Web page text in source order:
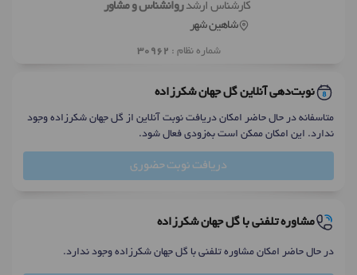
کارشناس ارشدروانشناس و مشاور
شاهین شهر
شماره نظام : 30962
نوبت‌دهی آنلاین گل جهان شکرزاده
متاسفانه در حال حاضر امکان دریافت نوبت آنلاین از گل جهان شکرزاده وجود
ندارد. این امکان ممکن است به‌زودی فعال شود.
دریافت نوبت حضوری
مشاوره تلفنی با گل جهان شکرزاده
در حال حاضر امکان مشاوره تلفنی با گل جهان شکرزاده وجود ندارد.